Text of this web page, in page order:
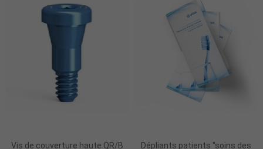
Vis de couverture haute QR/B
Dépliants patients "soins des